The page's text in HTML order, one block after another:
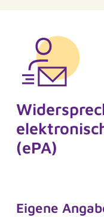
(ePA)
Eigene